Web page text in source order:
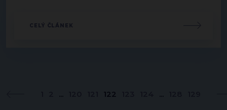
CELÝ ČLÁNEK
... 122 ...